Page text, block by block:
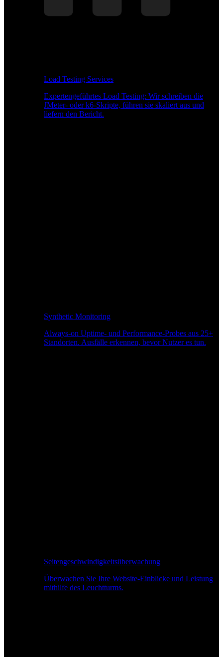
Load Testing Services
Expertengeführtes Load Testing: Wir schreiben die
JMeter- oder k6-Skripte, führen sie skaliert aus und
liefern den Bericht.
Synthetic Monitoring
Always-on Uptime- und Performance-Probes aus 25+
Standorten. Ausfälle erkennen, bevor Nutzer es tun.
Seitengeschwindigkeitsüberwachung
Überwachen Sie Ihre Website-Einblicke und Leistung
mithilfe des Leuchtturms.